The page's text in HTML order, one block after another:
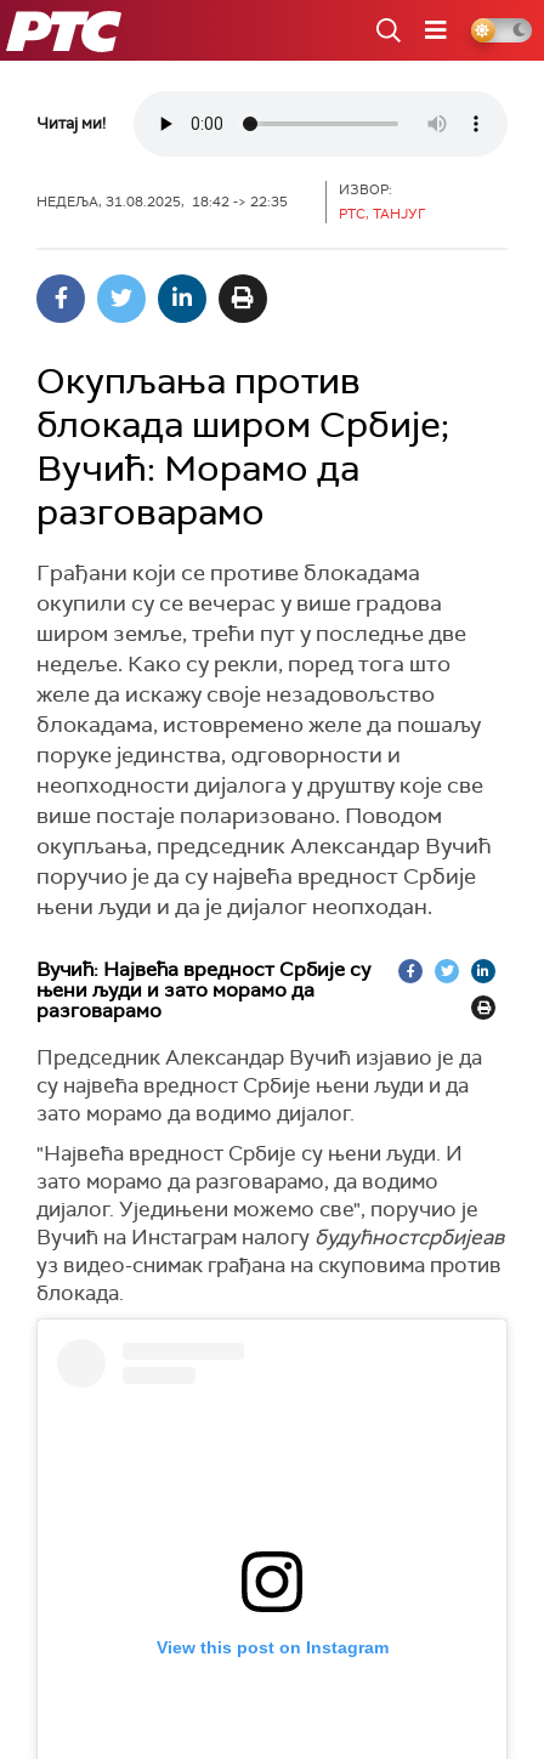
РТС
Читај ми!
НЕДЕЉА, 31.08.2025, 18:42 -> 22:35
ИЗВОР:
РТС, ТАНЈУГ
Окупљања против
блокада широм Србије;
Вучић: Mорамо да
разговарамо
Грађани који се противе блокадама
окупили су се вечерас у више градова
широм земље, трећи пут у последње две
недеље. Како су рекли, поред тога што
желе да искажу своје незадовољство
блокадама, истовремено желе да пошаљу
поруке јединства, одговорности и
неопходности дијалога у друштву које све
више постаје поларизовано. Поводом
окупљања, председник Александар Вучић
поручио је да су највећа вредност Србије
њени људи и да је дијалог неопходан.
Вучић: Највећа вредност Србије су
њени људи и зато морамо да
разговарамо
Председник Александар Вучић изјавио је да
су највећа вредност Србије њени људи и да
зато морамо да водимо дијалог.
"Највећа вредност Србије су њени људи. И
зато морамо да разговарамо, да водимо
дијалог. Уједињени можемо све", поручио је
Вучић на Инстаграм налогу будућностсрбијеав
уз видео-снимак грађана на скуповима против
блокада.
View this post on Instagram